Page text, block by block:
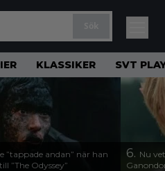
KLASSIKER SVT
”tappade andan” när han
”The Odyssey”
6. Nu